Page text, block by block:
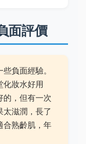
面評價
負面經驗。
化妝水好用
的，但有一次
太滋潤，長了
合熟齡肌，年